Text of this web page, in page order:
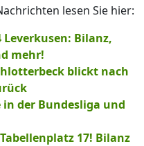
lesen Sie hier:
Bilanz,
mehr!
blickt nach
in der Bundesliga und
17! Bilanz